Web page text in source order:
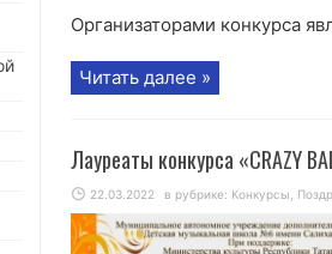
Организаторами конкурса
Читать далее »
Лауреаты конкурса «CRAZY
22.03.2022 в рубрике: Конкурсы